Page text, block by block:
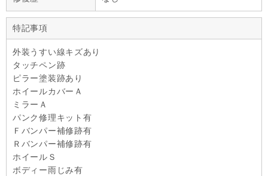
特記事項
外装うすい線キズあり
タッチペン跡
ピラー塗装跡あり
ホイールカバーＡ
ミラーＡ
パンク修理キット有
Ｆバンパー補修跡有
Ｒバンパー補修跡有
ホイールＳ
ボディー雨じみ有